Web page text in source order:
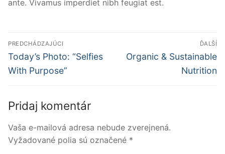
ante. Vivamus imperdiet nibh feugiat est.
Navigácia
v
článku
PREDCHÁDZAJÚCI
Predchádzajúci
článok:
Today’s Photo: “Selfies
With Purpose”
ĎALŠÍ
Ďalší
Organic & Sustainable
Nutrition
Pridaj komentár
Vaša e-mailová adresa nebude zverejnená.
Vyžadované polia sú označené *